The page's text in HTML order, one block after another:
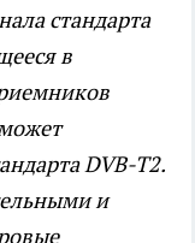
стандарта
в
DVB-T2.
и